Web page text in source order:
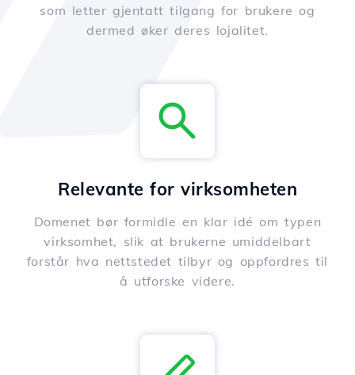
som letter gjentatt tilgang for brukere og
dermed øker deres lojalitet.
Relevante for virksomheten
Domenet bør formidle en klar idé om typen
virksomhet, slik at brukerne umiddelbart
forstår hva nettstedet tilbyr og oppfordres til
å utforske videre.